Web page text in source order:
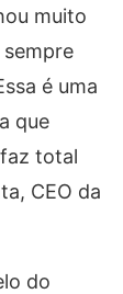
muito
é uma
que
total
CEO da
do